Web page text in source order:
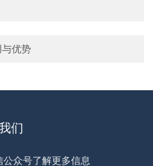
优势
们
众号了解更多信息